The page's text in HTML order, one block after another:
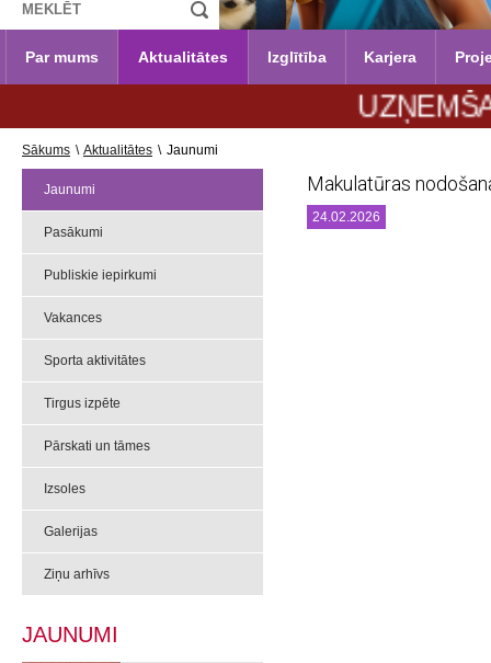
Par mums Aktualitātes Izglītība Karjera
Sākums \ Aktualitātes \ Jaunumi
Jaunumi
Pasākumi
Publiskie iepirkumi
Vakances
Sporta aktivitātes
Tirgus izpēte
Pārskati un tāmes
Izsoles
Galerijas
Ziņu arhīvs
JAUNUMI
Makulatūras
24.02.2026